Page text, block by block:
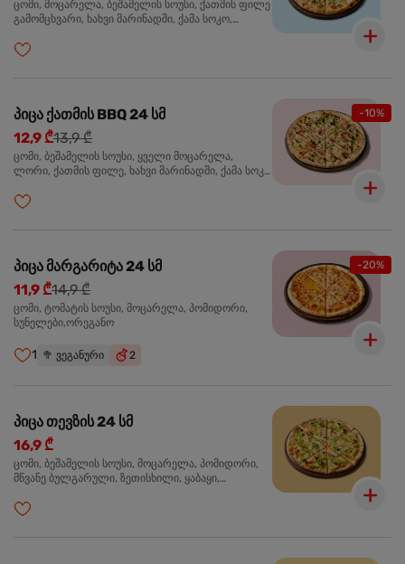
ცომი, მოცარელა, ბეშამელის სოუსი, ქათმის ფილე
გამომცხვარი, ხახვი მარინადში, ქამა სოკო,
-10%
პიცა ქათმის BBQ 24 სმ
12,9 ₾13,9 ₾
ცომი, ბეშამელის სოუსი, ყველი მოცარელა,
ლორი, ქათმის ფილე, ხახვი მარინადში, ქამა სოკო
-20%
პიცა მარგარიტა 24 სმ
11,9 ₾14,9 ₾
ცომი, ტომატის სოუსი, მოცარელა, პომიდორი,
სუნელები,ორეგანო
1 🥦 ვეგანური 2
პიცა თევზის 24 სმ
16,9 ₾
ცომი, ბეშამელის სოუსი, მოცარელა, პომიდორი,
მწვანე ბულგარული, ზეთისხილი, ყაბაყი,
ორეგანო